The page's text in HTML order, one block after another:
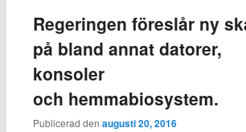
Regeringen föreslår ny
på bland annat datorer,
konsoler
och hemmabiosystem.
Publicerad den augusti 20, 2016